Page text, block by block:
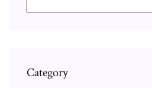
Category